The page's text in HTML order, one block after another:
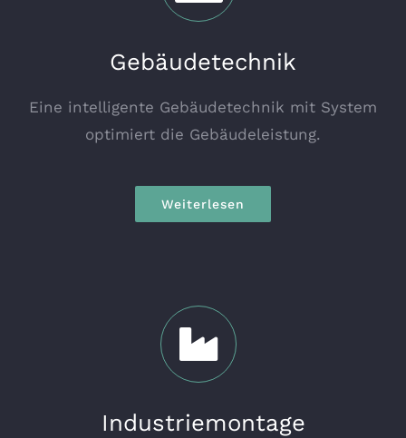
Gebäudetechnik
Eine intelligente Gebäudetechnik mit System
optimiert die Gebäudeleistung.
Weiterlesen
Industriemontage